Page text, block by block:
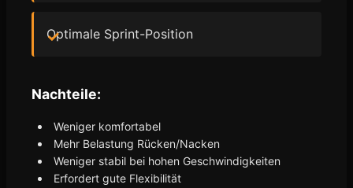
Optimale Sprint-Position
Nachteile:
Weniger komfortabel
Mehr Belastung Rücken/Nacken
Weniger stabil bei hohen Geschwindigkeiten
Erfordert gute Flexibilität